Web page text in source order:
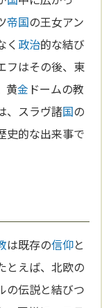
帝国の王女アン
く 政治的な結び
フはその後、東
黄金 ドームの教
、スラヴ諸国の
史的な出来事で
は既存の信仰と
とえば、北欧の
の伝説と結びつ